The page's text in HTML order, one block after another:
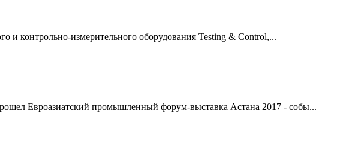
и контрольно-измерительного оборудования Testing & Control,...
Евроазиатский промышленный форум-выставка Астана 2017 - собы...